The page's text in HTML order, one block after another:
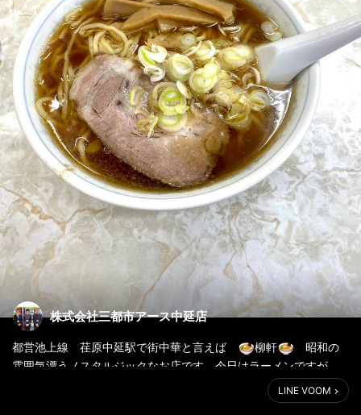
株式会社三都市アース中延店
都営池上線 荏原中延駅で街中華と言えば 柳軒
昭和の
雰囲気漂うノスタルジックなお店です。今日はラーメンですが、
私のお勧めは炒飯です！是非お近くにお住いべに行ってみて下さ
LINE VOOM